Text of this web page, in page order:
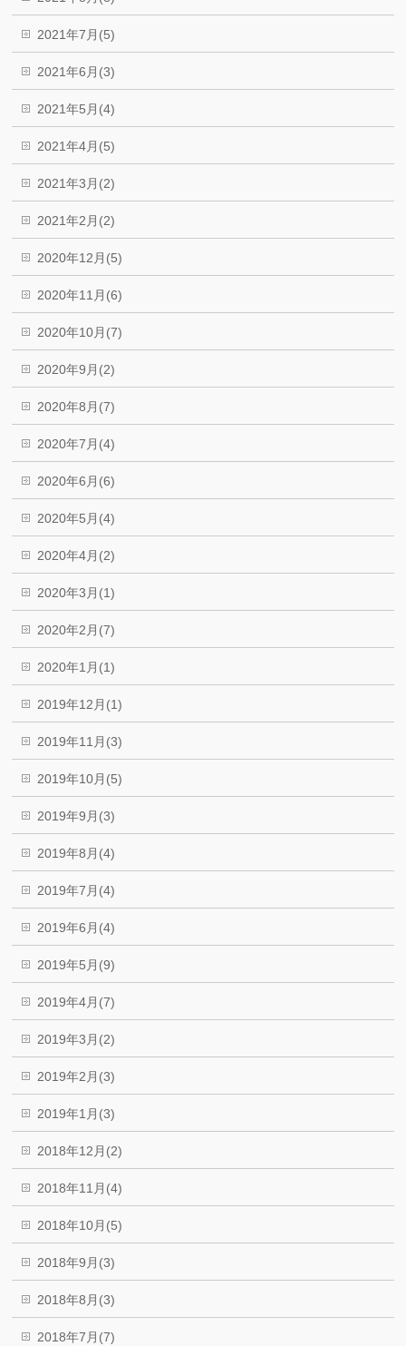
2021年7月(5)
2021年6月(3)
2021年5月(4)
2021年4月(5)
2021年3月(2)
2021年2月(2)
2020年12月(5)
2020年11月(6)
2020年10月(7)
2020年9月(2)
2020年8月(7)
2020年7月(4)
2020年6月(6)
2020年5月(4)
2020年4月(2)
2020年3月(1)
2020年2月(7)
2020年1月(1)
2019年12月(1)
2019年11月(3)
2019年10月(5)
2019年9月(3)
2019年8月(4)
2019年7月(4)
2019年6月(4)
2019年5月(9)
2019年4月(7)
2019年3月(2)
2019年2月(3)
2019年1月(3)
2018年12月(2)
2018年11月(4)
2018年10月(5)
2018年9月(3)
2018年8月(3)
2018年7月(7)